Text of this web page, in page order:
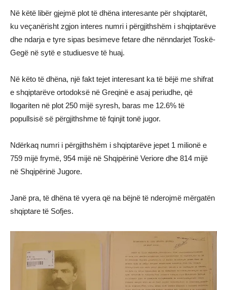
Në këtë libër gjejmë plot të dhëna interesante për shqiptarët,
ku veçanërisht zgjon interes numri i përgjithshëm i shqiptarëve
dhe ndarja e tyre sipas besimeve fetare dhe nënndarjet Toskë-
Gegë në sytë e studiuesve të huaj.
Në këto të dhëna, një fakt tejet interesant ka të bëjë me shifrat
e shqiptarëve ortodoksë në Greqinë e asaj periudhe, që
llogariten në plot 250 mijë syresh, baras me 12.6% të
popullsisë së përgjithshme të fqinjit tonë jugor.
Ndërkaq numri i përgjithshëm i shqiptarëve jepet 1 milionë e
759 mijë frymë, 954 mijë në Shqipërinë Veriore dhe 814 mijë
në Shqipërinë Jugore.
Janë pra, të dhëna të vyera që na bëjnë të nderojmë mërgatën
shqiptare të Sofjes.